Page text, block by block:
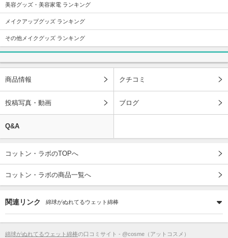
美容グッズ・美容家電 ランキング
メイクアップグッズ ランキング
その他メイクグッズ ランキング
商品情報 クチコミ
投稿写真・動画 ブログ
Q&A
コットン・ラボのTOPへ
コットン・ラボの商品一覧へ
関連リンク 綿球がぬれてるウェット綿棒
綿球がぬれてるウェット綿棒の口コミサイト - @cosme（アットコスメ）